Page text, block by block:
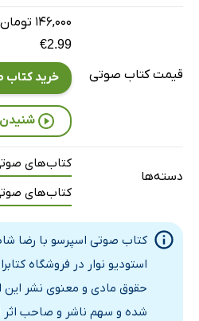
بخش دهم
بخش سیزدهم
بخش پانزدهم
بخش هفدهم
قیمت کتاب صوتی
۱۴۶,۰۰۰ تومان
€2.99
خرید کتاب
دسته‌ها
کتاب‌های
کتاب‌های
کتاب صوتی اسپرسو با رضا
استودیو نوار در فروشگاه
حقوق مادی و معنوی نشر این
شده و سهم ناشر و صاحب اثر